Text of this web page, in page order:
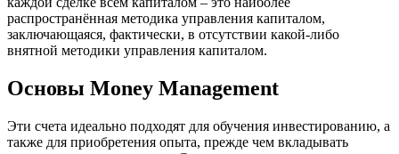
распространённая методика управления капиталом,
заключающаяся, фактически, в отсутствии какой-либо
внятной методики управления капиталом.
Основы Money Management
Эти счета идеально подходят для обучения инвестированию, а
также для приобретения опыта, прежде чем вкладывать